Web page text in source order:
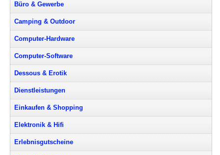
Büro & Gewerbe
Camping & Outdoor
Computer-Hardware
Computer-Software
Dessous & Erotik
Dienstleistungen
Einkaufen & Shopping
Elektronik & Hifi
Erlebnisgutscheine